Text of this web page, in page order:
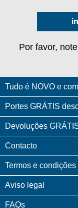
Por favor,
Tudo é NOVO e
Portes GRÁTIS
Devoluções
Contacto
Termos e
Aviso legal
FAQs